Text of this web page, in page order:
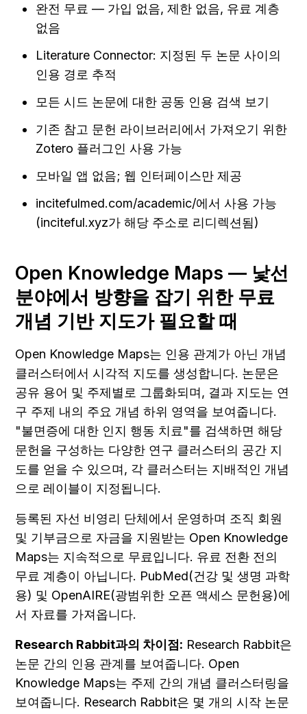
완전 무료 — 가입 없음, 제한 없음, 유료 계층
없음
Literature Connector: 지정된 두 논문 사이의
인용 경로 추적
모든 시드 논문에 대한 공동 인용 검색 보기
기존 참고 문헌 라이브러리에서 가져오기 위한
Zotero 플러그인 사용 가능
모바일 앱 없음; 웹 인터페이스만 제공
incitefulmed.com/academic/에서 사용 가능
(inciteful.xyz가 해당 주소로 리디렉션됨)
Open Knowledge Maps — 낯선
분야에서 방향을 잡기 위한 무료
개념 기반 지도가 필요할 때
Open Knowledge Maps는 인용 관계가 아닌 개념
클러스터에서 시각적 지도를 생성합니다. 논문은
공유 용어 및 주제별로 그룹화되며, 결과 지도는 연
구 주제 내의 주요 개념 하위 영역을 보여줍니다.
"불면증에 대한 인지 행동 치료"를 검색하면 해당
문헌을 구성하는 다양한 연구 클러스터의 공간 지
도를 얻을 수 있으며, 각 클러스터는 지배적인 개념
으로 레이블이 지정됩니다.
등록된 자선 비영리 단체에서 운영하며 조직 회원
및 기부금으로 자금을 지원받는 Open Knowledge
Maps는 지속적으로 무료입니다. 유료 전환 전의
무료 계층이 아닙니다. PubMed(건강 및 생명 과학
용) 및 OpenAIRE(광범위한 오픈 액세스 문헌용)에
서 자료를 가져옵니다.
Research Rabbit과의 차이점: Research Rabbit은
논문 간의 인용 관계를 보여줍니다. Open
Knowledge Maps는 주제 간의 개념 클러스터링을
보여줍니다. Research Rabbit은 몇 개의 시작 논문